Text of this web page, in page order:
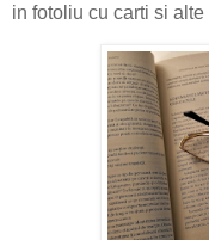
in fotoliu cu carti si